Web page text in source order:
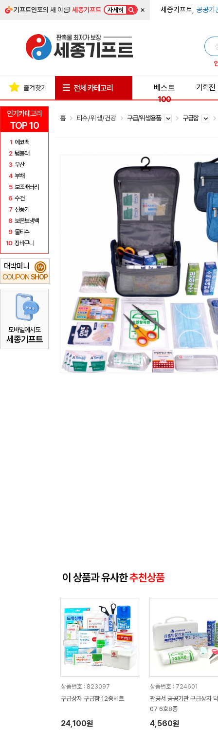
기프트인포의 새 이름!세종기프트 자세히 × 세종기프트, 공공기
인기카테고리
TOP 10
1 에코백
2 텀블러
3 우산
4 부채
5 보조배터리
6 수건
7 선풍기
8 보온보냉백
9 물티슈
10 장바구니
대박머니
COUPON SHOP
₩
모바일에서도
세종기프트
즐겨찾기 전체 카테고리
베스트
100
기획전
홈 티슈/위생/건강 구급/위생용품 구급함
이 상품과 유사한추천상품
상품번호 : 823097
구급상자 구급함 12종세트
24,100원
상품번호 : 724601
관공서 공공기관 구급상자
07 6호8종
4,560원